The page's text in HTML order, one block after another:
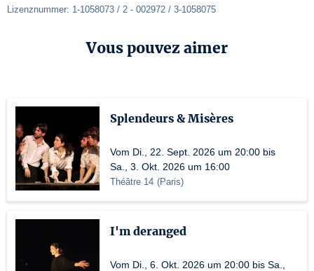
Lizenznummer: 1-1058073 / 2 - 002972 / 3-1058075
Vous pouvez aimer
Splendeurs & Misères
Vom Di., 22. Sept. 2026 um 20:00 bis
Sa., 3. Okt. 2026 um 16:00
Théâtre 14 (Paris)
I'm deranged
Vom Di., 6. Okt. 2026 um 20:00 bis Sa.,